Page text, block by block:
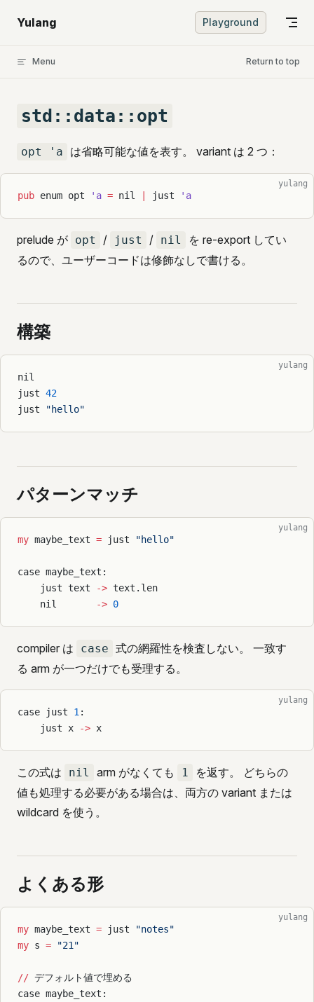
Skip to content
Yulang Playground
Menu Return to top
std::data::opt
opt 'a は省略可能な値を表す。 variant は 2 つ：
yulang
pub enum opt 'a = nil just 'a
prelude が opt / just / nil
を re-export してい
るので、ユーザーコードは修飾なしで書ける。
構築
yulang
nil
just 42
just
"hello"
パターンマッチ
yulang
my maybe_text = just "hello"
case maybe_text:
    just text
-> text.len
    nil
-> 0
compiler は case 式の網羅性を検査しない。 一致す
る arm が一つだけでも受理する。
yulang
case just 1 :
    just x
-> x
この式は nil arm がなくても 1
を返す。 どちらの
値も処理する必要がある場合は、両方の variant または
wildcard を使う。
よくある形
yulang
my maybe_text = just
"notes"
my s = "21"
// デフォルト値で埋める
case maybe_text: